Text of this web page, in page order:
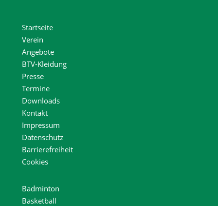
Startseite
Verein
Angebote
BTV-Kleidung
Presse
Termine
Downloads
Kontakt
Impressum
Datenschutz
Barrierefreiheit
Cookies
Badminton
Basketball